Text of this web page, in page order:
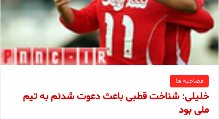
مصاحبه ها
خلیلی: شناخت قطبی باعث دعوت شدنم به تیم
ملی بود